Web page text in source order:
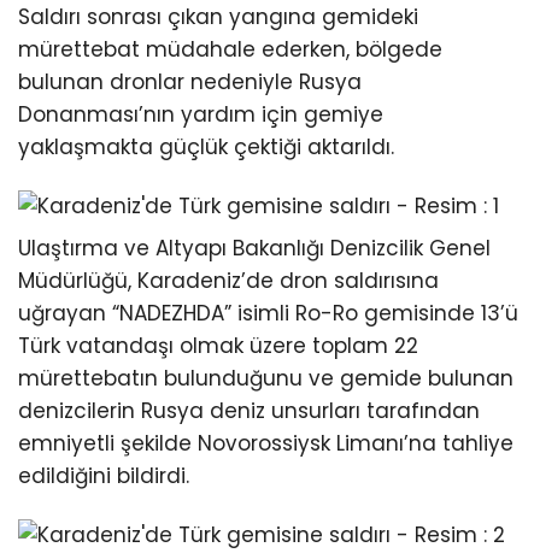
Saldırı sonrası çıkan yangına gemideki
mürettebat müdahale ederken, bölgede
bulunan dronlar nedeniyle Rusya
Donanması’nın yardım için gemiye
yaklaşmakta güçlük çektiği aktarıldı.
Ulaştırma ve Altyapı Bakanlığı Denizcilik Genel
Müdürlüğü, Karadeniz’de dron saldırısına
uğrayan “NADEZHDA” isimli Ro-Ro gemisinde 13’ü
Türk vatandaşı olmak üzere toplam 22
mürettebatın bulunduğunu ve gemide bulunan
denizcilerin Rusya deniz unsurları tarafından
emniyetli şekilde Novorossiysk Limanı’na tahliye
edildiğini bildirdi.